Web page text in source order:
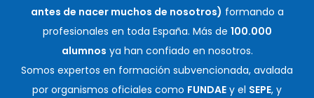
antes de nacer muchos de nosotros) formando a
profesionales en toda España. Más de 100.000
alumnos ya han confiado en nosotros.
Somos expertos en formación subvencionada, avalada
por organismos oficiales como FUNDAE y el SEPE, y